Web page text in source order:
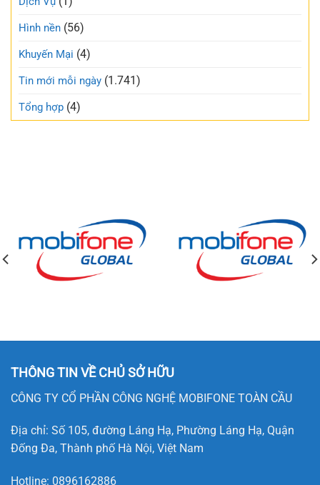
Hình nền (56)
Khuyến Mại (4)
Tin mới mỗi ngày (1.741)
Tổng hợp (4)
THÔNG TIN VỀ CHỦ SỞ HỮU
CÔNG TY CỔ PHẦN CÔNG NGHỆ MOBIFONE TOÀN CẦU
Địa chỉ: Số 105, đường Láng Hạ, Phường Láng Hạ, Quận
Đống Đa, Thành phố Hà Nội, Việt Nam
Hotline: 0896162886